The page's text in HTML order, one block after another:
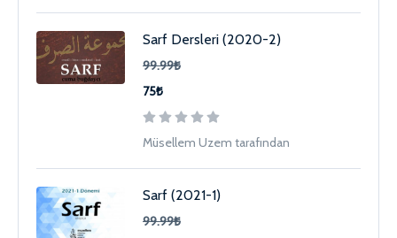
Sarf Dersleri (2020-2)
99.99₺
75₺
Müsellem Uzem tarafından
Sarf (2021-1)
99.99₺